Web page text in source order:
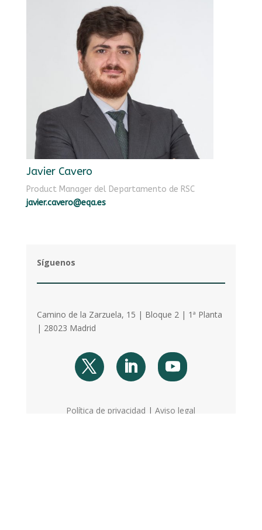
Javier Cavero
Product Manager del Departamento de RSC
javier.cavero@eqa.es
Síguenos
Camino de la Zarzuela, 15 | Bloque 2 | 1ª Planta
| 28023 Madrid
Política de privacidad |Aviso legal